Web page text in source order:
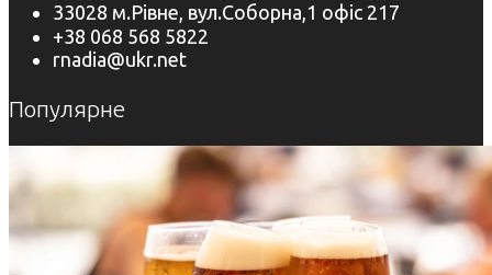
33028 м.Рівне, вул.Соборна,1 офіс 217
+38 068 568 5822
rnadia@ukr.net
Популярне